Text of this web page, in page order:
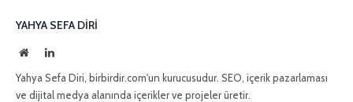
YAHYA SEFA DIRI
İnternetLinkedIn
Yahya Sefa Diri, birbirdir.com'un kurucusudur. SEO, içerik pazarlaması
ve dijital medya alanında içerikler ve projeler üretir.